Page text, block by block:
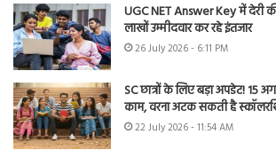
UGC NET Answer Key में देरी
लाखों उम्मीदवार कर रहे इंतजार
26 July 2026 - 6:11 PM
SC छात्रों के लिए बड़ा अपडेट! 15
काम, वरना अटक सकती है
22 July 2026 - 11:54 AM